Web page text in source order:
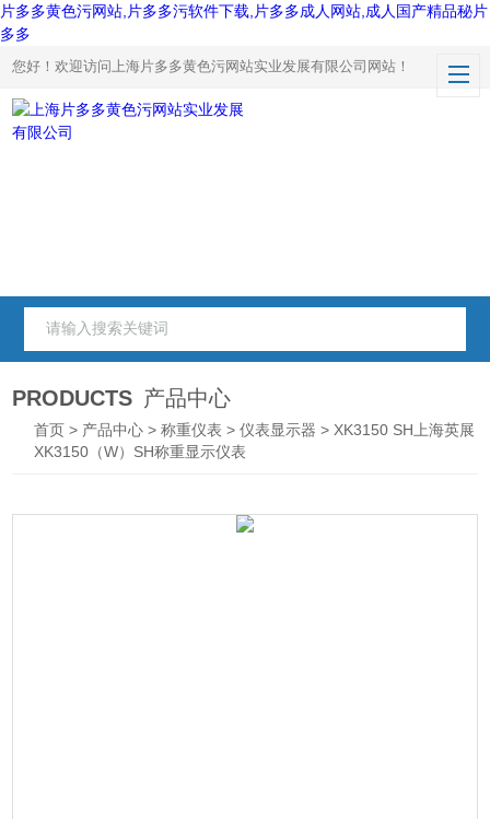
片多多黄色污网站,片多多污软件下载,片多多成人网站,成人国产精品秘片
多多
您好！欢迎访问上海片多多黄色污网站实业发展有限公司网站！
PRODUCTS 产品中心
首页 > 产品中心 >称重仪表 >仪表显示器 > XK3150 SH上海英展
XK3150（W）SH称重显示仪表